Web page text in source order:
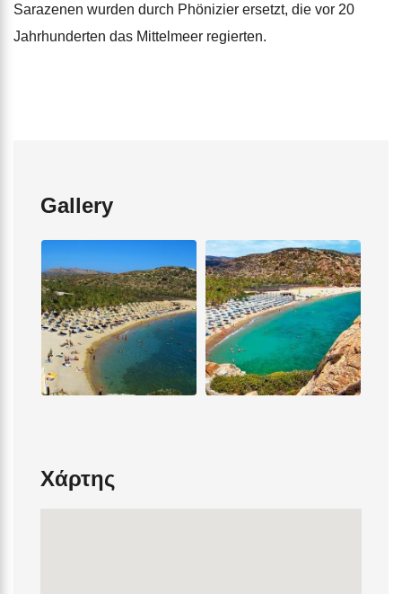
Sarazenen wurden durch Phönizier ersetzt, die vor 20
Jahrhunderten das Mittelmeer regierten.
Gallery
Χάρτης